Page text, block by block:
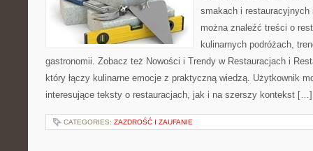
smakach i restauracyjnych
można znaleźć treści o
kulinarnych podróżach,
gastronomii. Zobacz też Nowości i Trendy w Restauracjach i
który łączy kulinarne emocje z praktyczną wiedzą. Użytkownik
interesujące teksty o restauracjach, jak i na szerszy kontekst […]
CATEGORIES: ZAZDROŚĆ I ZAUFANIE